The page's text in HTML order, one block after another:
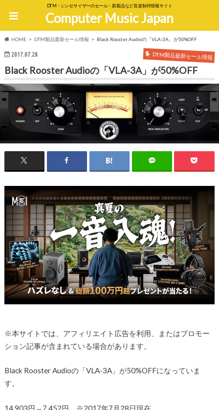
DTM・シンセサイザーのセール・新製品など音楽制作情報サイト
Computer Music Japan
HOME DTM製品最新セール情報 Black Rooster Audioの「VLA-3A」が50%OFF
2017.07.28 DTM製品最新セール情報
Black Rooster Audioの「VLA-3A」が50%OFF
※本サイトでは、アフィリエイト広告を利用、またはプロモー
ション記事が含まれている場合があります。
Black Rooster Audioの「VLA-3A」が50%OFFになっていま
す。
14,903円→7,452円 ※2017年7月28日現在